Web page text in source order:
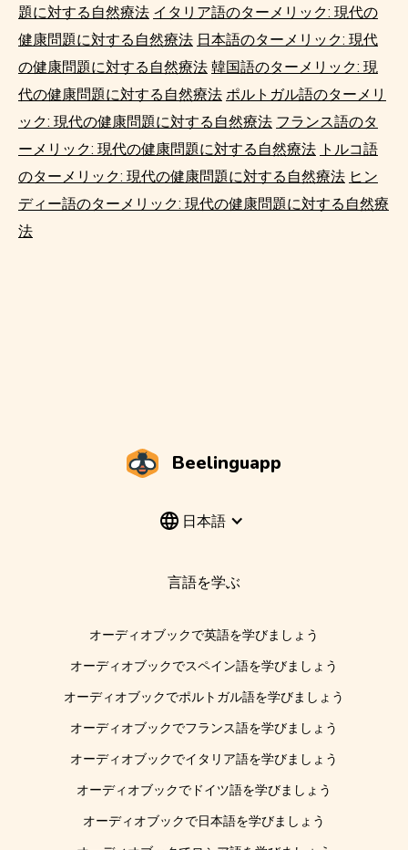
題に対する自然療法 イタリア語のターメリック: 現代の
健康問題に対する自然療法 日本語のターメリック: 現代
の健康問題に対する自然療法 韓国語のターメリック: 現
代の健康問題に対する自然療法 ポルトガル語のターメリ
ック: 現代の健康問題に対する自然療法 フランス語のタ
ーメリック: 現代の健康問題に対する自然療法 トルコ語
のターメリック: 現代の健康問題に対する自然療法 ヒン
ディー語のターメリック: 現代の健康問題に対する自然療
法
Beelinguapp
日本語
言語を学ぶ
オーディオブックで英語を学びましょう
オーディオブックでスペイン語を学びましょう
オーディオブックでポルトガル語を学びましょう
オーディオブックでフランス語を学びましょう
オーディオブックでイタリア語を学びましょう
オーディオブックでドイツ語を学びましょう
オーディオブックで日本語を学びましょう